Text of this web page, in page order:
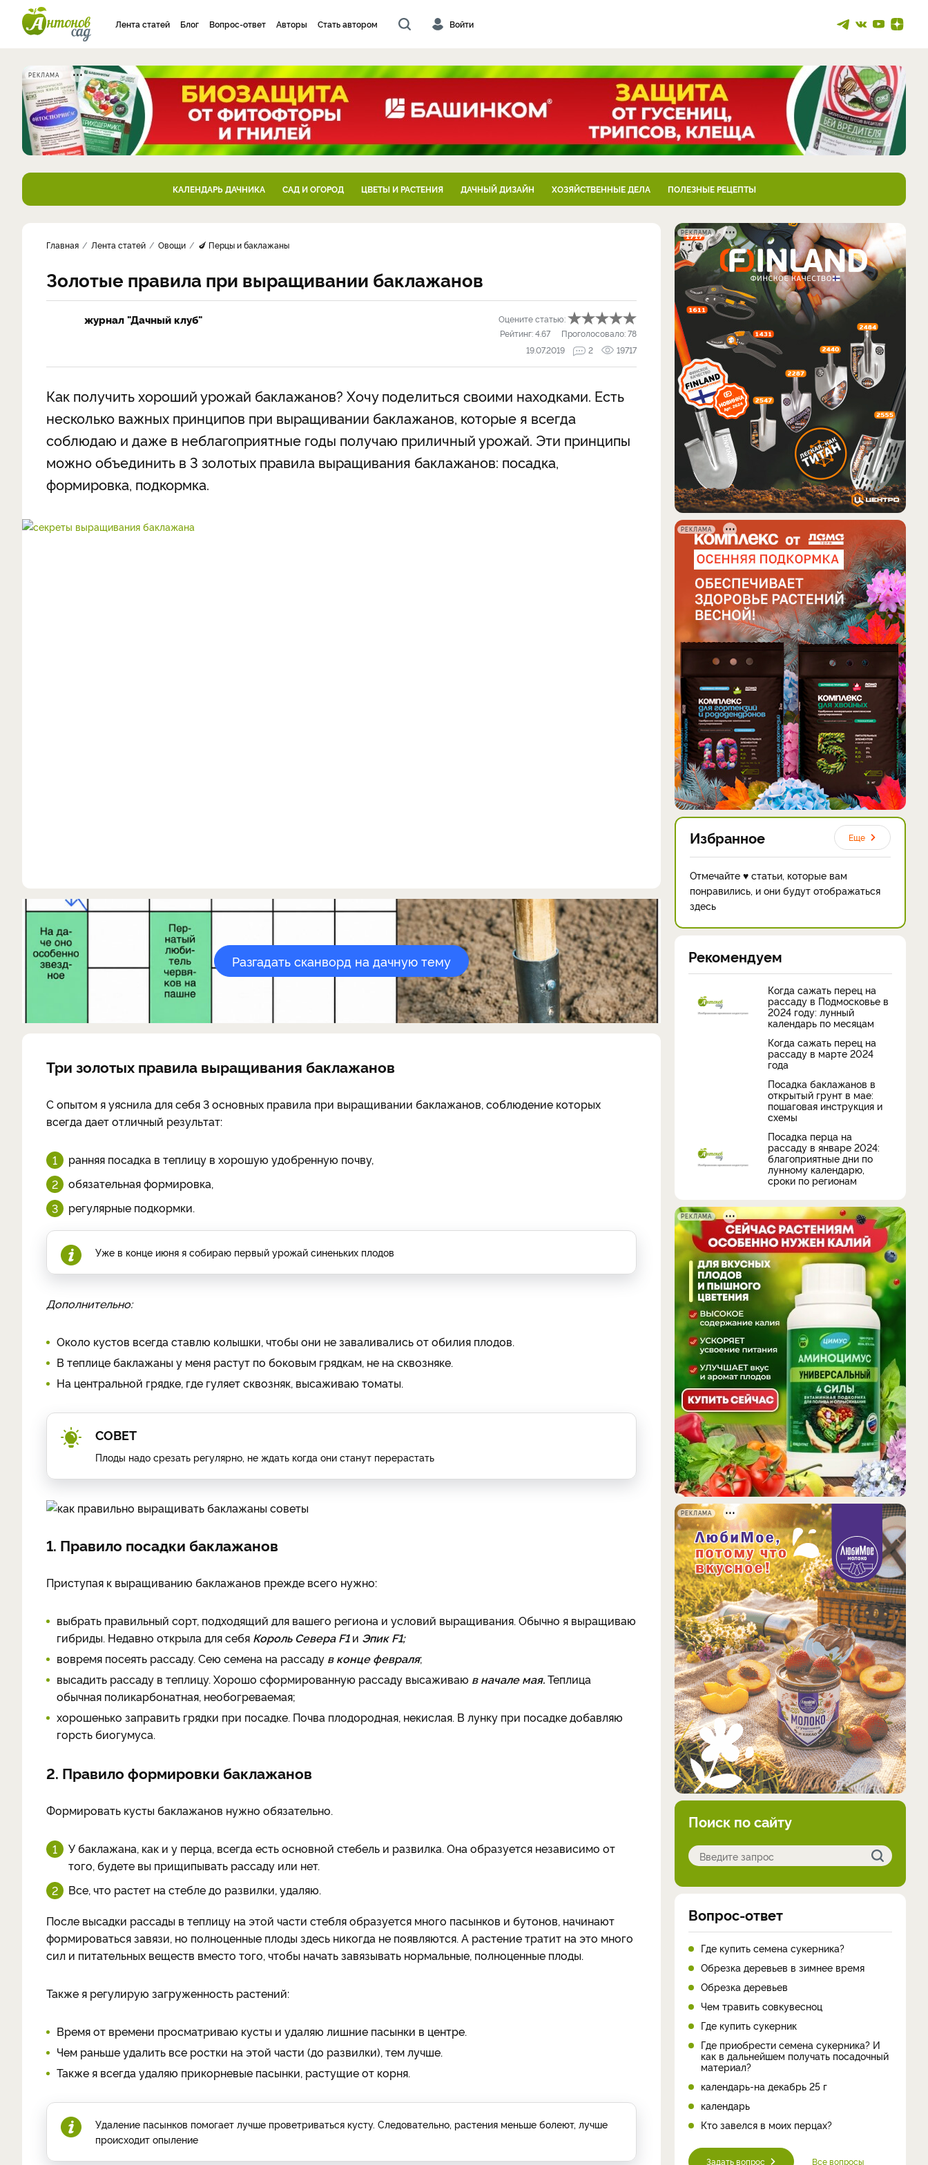
Лента статей Блог Вопрос-ответ Авторы Стать автором Войти
РЕКЛАМА
КАЛЕНДАРЬ ДАЧНИКА САД И ОГОРОД ЦВЕТЫ И РАСТЕНИЯ ДАЧНЫЙ ДИЗАЙН ХОЗЯЙСТВЕННЫЕ ДЕЛА ПОЛЕЗНЫЕ РЕЦЕПТЫ
Главная Лента статей Овощи 🍆 Перцы и баклажаны
Золотые правила при выращивании баклажанов
журнал "Дачный клуб"
Оцените статью:
Рейтинг:4.67 Проголосовало:78
19.07.2019
2 19717
Как получить хороший урожай баклажанов? Хочу поделиться своими находками. Есть
несколько важных принципов при выращивании баклажанов, которые я всегда
соблюдаю и даже в неблагоприятные годы получаю приличный урожай. Эти принципы
можно объединить в 3 золотых правила выращивания баклажанов: посадка,
формировка, подкормка.
Разгадать сканворд на дачную тему
Три золотых правила выращивания баклажанов
С опытом я уяснила для себя 3 основных правила при выращивании баклажанов, соблюдение которых
всегда дает отличный результат:
ранняя посадка в теплицу в хорошую удобренную почву,
обязательная формировка,
регулярные подкормки.
Уже в конце июня я собираю первый урожай синеньких плодов
Дополнительно:
Около кустов всегда ставлю колышки, чтобы они не заваливались от обилия плодов.
В теплице баклажаны у меня растут по боковым грядкам, не на сквозняке.
На центральной грядке, где гуляет сквозняк, высаживаю томаты.
СОВЕТ
Плоды надо срезать регулярно, не ждать когда они станут перерастать
1. Правило посадки баклажанов
Приступая к выращиванию баклажанов прежде всего нужно:
выбрать правильный сорт, подходящий для вашего региона и условий выращивания. Обычно я выращиваю
гибриды. Недавно открыла для себя Король Севера F1и Эпик F1;
вовремя посеять рассаду. Сею семена на рассаду в конце февраля;
высадить рассаду в теплицу. Хорошо сформированную рассаду высаживаю в начале мая.Теплица
обычная поликарбонатная, необогреваемая;
хорошенько заправить грядки при посадке. Почва плодородная, некислая. В лунку при посадке добавляю
горсть биогумуса.
2. Правило формировки баклажанов
Формировать кусты баклажанов нужно обязательно.
У баклажана, как и у перца, всегда есть основной стебель и развилка. Она образуется независимо от
того, будете вы прищипывать рассаду или нет.
Все, что растет на стебле до развилки, удаляю.
После высадки рассады в теплицу на этой части стебля образуется много пасынков и бутонов, начинают
формироваться завязи, но полноценные плоды здесь никогда не появляются. А растение тратит на это много
сил и питательных веществ вместо того, чтобы начать завязывать нормальные, полноценные плоды.
Также я регулирую загруженность растений:
Время от времени просматриваю кусты и удаляю лишние пасынки в центре.
Чем раньше удалить все ростки на этой части (до развилки), тем лучше.
Также я всегда удаляю прикорневые пасынки, растущие от корня.
Удаление пасынков помогает лучше проветриваться кусту. Следовательно, растения меньше болеют, лучше
происходит опыление
РЕКЛАМА
РЕКЛАМА
Избранное Еще
Отмечайте ♥ статьи, которые вам
понравились, и они будут отображаться
здесь
Рекомендуем
Когда сажать перец на
рассаду в Подмосковье в
2024 году: лунный
календарь по месяцам
Когда сажать перец на
рассаду в марте 2024
года
Посадка баклажанов в
открытый грунт в мае:
пошаговая инструкция и
схемы
Посадка перца на
рассаду в январе 2024:
благоприятные дни по
лунному календарю,
сроки по регионам
РЕКЛАМА
РЕКЛАМА
Поиск по сайту
Вопрос-ответ
Где купить семена сукерника?
Обрезка деревьев в зимнее время
Обрезка деревьев
Чем травить совкувесноц
Где купить сукерник
Где приобрести семена сукерника? И
как в дальнейшем получать посадочный
материал?
календарь-на декабрь 25 г
календарь
Кто завелся в моих перцах?
Задать вопрос Все вопросы